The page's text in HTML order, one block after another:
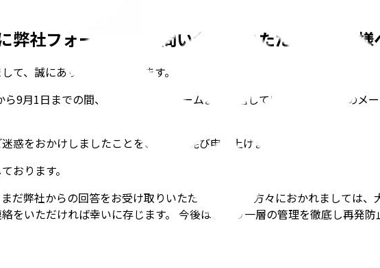
弊社フォームよりお問い合わせいただいたお客様
て、誠にありがとうございます。
9月1日までの間、お問い合せフォームより送信していただいた内容のメ
惑をおかけしましたことを、深くお詫び申し上げます。
おります。
だ弊社からの回答をお受け取りいただいていない方々におかれましては
をいただければ幸いに存じます。 今後は、より一層の管理を徹底し再発